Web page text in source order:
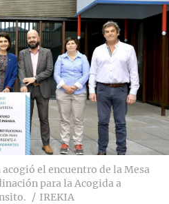
el encuentro de la Mesa
para la Acogida a
IREKIA